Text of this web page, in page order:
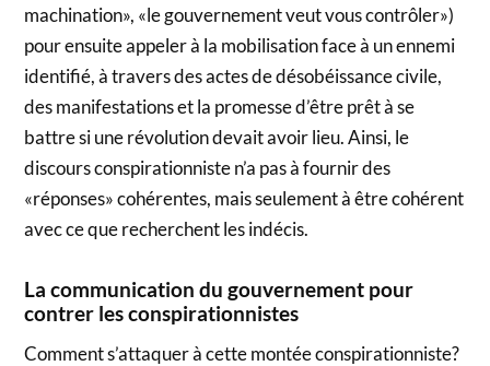
machination», «le gouvernement veut vous contrôler»)
pour ensuite appeler à la mobilisation face à un ennemi
identifié, à travers des actes de désobéissance civile,
des manifestations et la promesse d’être prêt à se
battre si une révolution devait avoir lieu. Ainsi, le
discours conspirationniste n’a pas à fournir des
«réponses» cohérentes, mais seulement à être cohérent
avec ce que recherchent les indécis.
La communication du gouvernement pour
contrer les conspirationnistes
Comment s’attaquer à cette montée conspirationniste?